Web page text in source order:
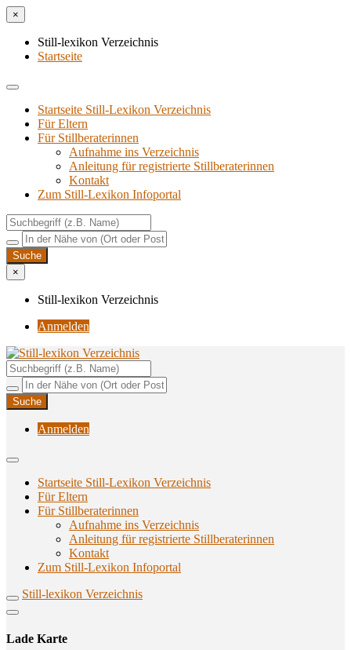
×
Still-lexikon Verzeichnis
Startseite
Startseite Still-Lexikon Verzeichnis
Für Eltern
Für Stillberaterinnen
Aufnahme ins Verzeichnis
Anlei­tung für regis­trier­te Stillberaterinnen
Kon­takt
Zum Still-Lexikon Infoportal
×
Still-lexikon Verzeichnis
Anmelden
Still-lexikon Verzeichnis
Unterstützungsangebote rund ums Stillen
Anmelden
Startseite Still-Lexikon Verzeichnis
Für Eltern
Für Stillberaterinnen
Aufnahme ins Verzeichnis
Anlei­tung für regis­trier­te Stillberaterinnen
Kon­takt
Zum Still-Lexikon Infoportal
Still-lexikon Verzeichnis
Lade Karte